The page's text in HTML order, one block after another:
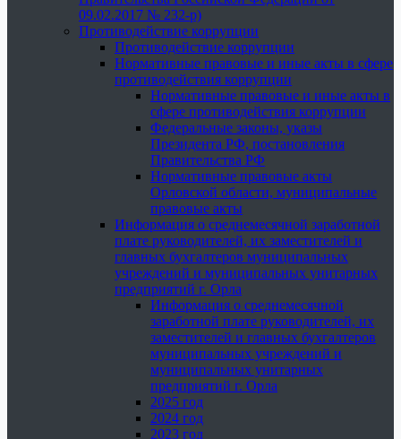
09.02.2017 № 232-р)
Противодействие коррупции
Противодействие коррупции
Нормативные правовые и иные акты в сфере
противодействия коррупции
Нормативные правовые и иные акты в
сфере противодействия коррупции
Федеральные законы, указы
Президента РФ, постановления
Правительства РФ
Нормативные правовые акты
Орловской области, муниципальные
правовые акты
Информация о среднемесячной заработной
плате руководителей, их заместителей и
главных бухгалтеров муниципальных
учреждений и муниципальных унитарных
предприятий г. Орла
Информация о среднемесячной
заработной плате руководителей, их
заместителей и главных бухгалтеров
муниципальных учреждений и
муниципальных унитарных
предприятий г. Орла
2025 год
2024 год
2023 год